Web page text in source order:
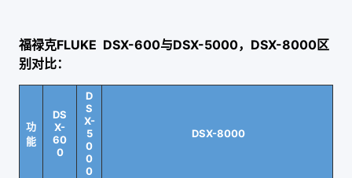
福禄克FLUKE DSX-600与DSX-5000，DSX-8000区
别对比：
功
能
DS
X-
60
0
D
S
X-
5
0
0
0
DSX-8000